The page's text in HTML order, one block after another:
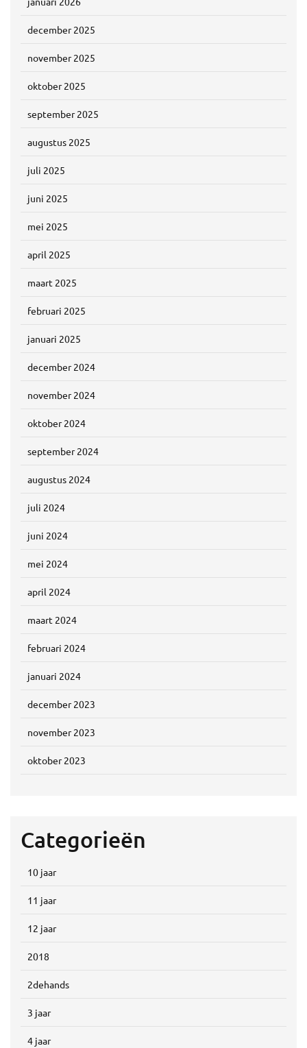
december 2025
november 2025
oktober 2025
september 2025
augustus 2025
juli 2025
juni 2025
mei 2025
april 2025
maart 2025
februari 2025
januari 2025
december 2024
november 2024
oktober 2024
september 2024
augustus 2024
juli 2024
juni 2024
mei 2024
april 2024
maart 2024
februari 2024
januari 2024
december 2023
november 2023
oktober 2023
Categorieën
10 jaar
11 jaar
12 jaar
2018
2dehands
3 jaar
4 jaar